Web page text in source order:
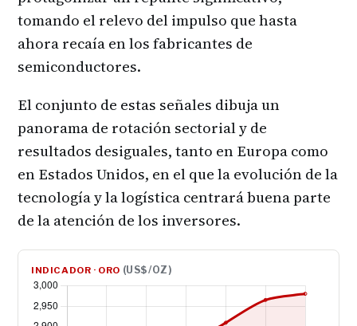
tomando el relevo del impulso que hasta
ahora recaía en los fabricantes de
semiconductores.
El conjunto de estas señales dibuja un
panorama de rotación sectorial y de
resultados desiguales, tanto en Europa como
en Estados Unidos, en el que la evolución de la
tecnología y la logística centrará buena parte
de la atención de los inversores.
INDICADOR · ORO (US$/OZ)